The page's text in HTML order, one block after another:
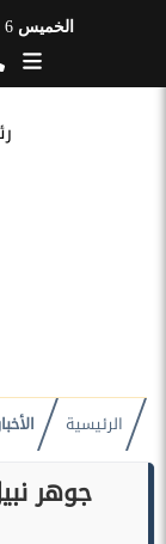
الخميس
الرئيسية
جوهر